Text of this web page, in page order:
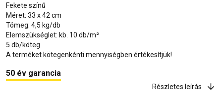
Fekete színű
Méret: 33 x 42 cm
Tömeg: 4,5 kg/db
Elemszükséglet: kb. 10 db/m²
5 db/köteg
A terméket kötegenkénti mennyiségben értékesítjük!
50 év garancia
Részletes leírás